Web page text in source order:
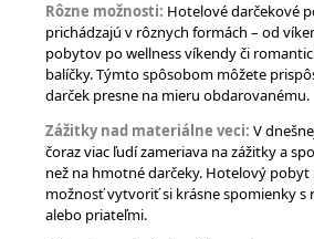
Rôzne možnosti: Hotelové darčekové
prichádzajú v rôznych formách – od
pobytov po wellness víkendy či
balíčky. Týmto spôsobom môžete
darček presne na mieru obdarovanému.
Zážitky nad materiálne veci: V
čoraz viac ľudí zameriava na zážitky a
než na hmotné darčeky. Hotelový
možnosť vytvoriť si krásne spomienky s
alebo priateľmi.